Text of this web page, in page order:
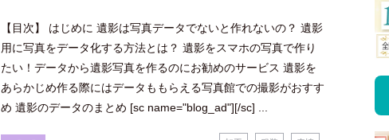
【目次】 はじめに 遺影は写真データでないと作れないの？ 遺影
用に写真をデータ化する方法とは？ 遺影をスマホの写真で作り
たい！データから遺影写真を作るのにお勧めのサービス 遺影を
あらかじめ作る際にはデータももらえる写真館での撮影がおすす
め 遺影のデータのまとめ [sc name="blog_ad"][/sc] ...